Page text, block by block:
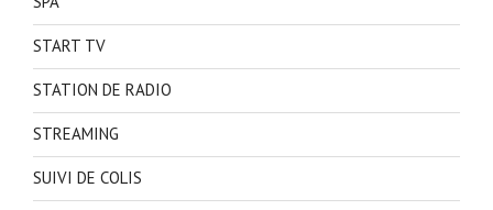
START TV
STATION DE RADIO
STREAMING
SUIVI DE COLIS